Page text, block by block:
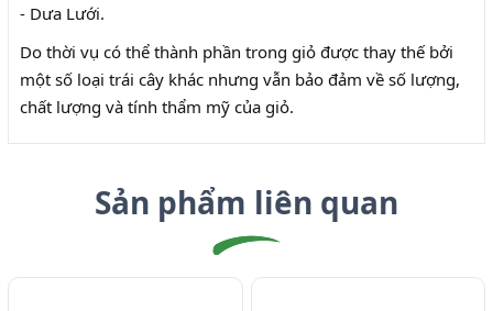
- Dưa Lưới.
Do thời vụ có thể thành phần trong giỏ được thay thế bởi
một số loại trái cây khác nhưng vẫn bảo đảm về số lượng,
chất lượng và tính thẩm mỹ của giỏ.
Sản phẩm liên quan